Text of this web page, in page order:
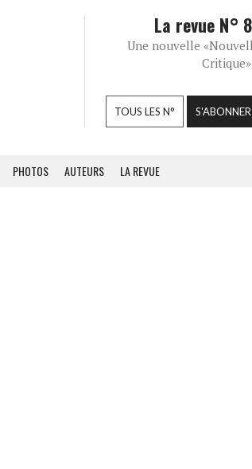
La revue N°
Une nouvelle
Critique»
TOUS LES N° S'ABONNER
PHOTOS AUTEURS LA REVUE